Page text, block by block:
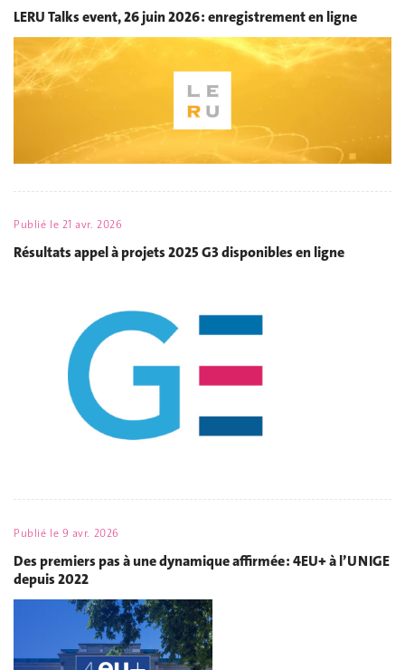
LERU Talks event, 26 juin 2026 : enregistrement en ligne
Publié le 21 avr. 2026
Résultats appel à projets 2025 G3 disponibles en ligne
Publié le 9 avr. 2026
Des premiers pas à une dynamique affirmée : 4EU+ à l’UNIGE
depuis 2022